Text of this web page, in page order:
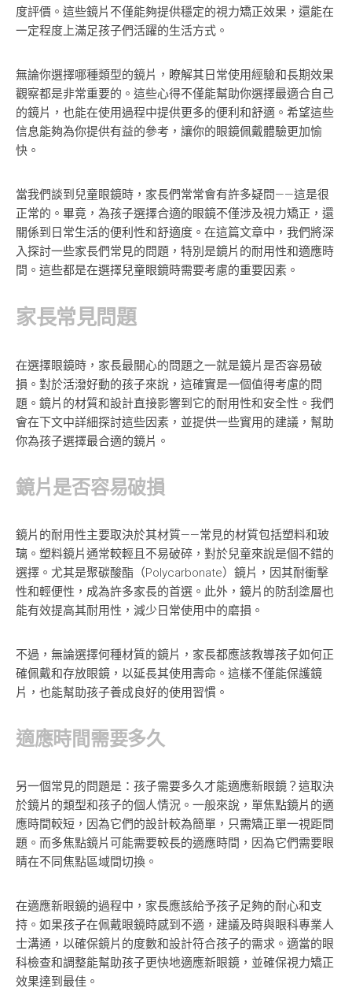
度評價。這些鏡片不僅能夠提供穩定的視力矯正效果，還能在
一定程度上滿足孩子們活躍的生活方式。
無論你選擇哪種類型的鏡片，瞭解其日常使用經驗和長期效果
觀察都是非常重要的。這些心得不僅能幫助你選擇最適合自己
的鏡片，也能在使用過程中提供更多的便利和舒適。希望這些
信息能夠為你提供有益的參考，讓你的眼鏡佩戴體驗更加愉
快。
當我們談到兒童眼鏡時，家長們常常會有許多疑問——這是很
正常的。畢竟，為孩子選擇合適的眼鏡不僅涉及視力矯正，還
關係到日常生活的便利性和舒適度。在這篇文章中，我們將深
入探討一些家長們常見的問題，特別是鏡片的耐用性和適應時
間。這些都是在選擇兒童眼鏡時需要考慮的重要因素。
家長常見問題
在選擇眼鏡時，家長最關心的問題之一就是鏡片是否容易破
損。對於活潑好動的孩子來說，這確實是一個值得考慮的問
題。鏡片的材質和設計直接影響到它的耐用性和安全性。我們
會在下文中詳細探討這些因素，並提供一些實用的建議，幫助
你為孩子選擇最合適的鏡片。
鏡片是否容易破損
鏡片的耐用性主要取決於其材質——常見的材質包括塑料和玻
璃。塑料鏡片通常較輕且不易破碎，對於兒童來說是個不錯的
選擇。尤其是聚碳酸酯（Polycarbonate）鏡片，因其耐衝擊
性和輕便性，成為許多家長的首選。此外，鏡片的防刮塗層也
能有效提高其耐用性，減少日常使用中的磨損。
不過，無論選擇何種材質的鏡片，家長都應該教導孩子如何正
確佩戴和存放眼鏡，以延長其使用壽命。這樣不僅能保護鏡
片，也能幫助孩子養成良好的使用習慣。
適應時間需要多久
另一個常見的問題是：孩子需要多久才能適應新眼鏡？這取決
於鏡片的類型和孩子的個人情況。一般來說，單焦點鏡片的適
應時間較短，因為它們的設計較為簡單，只需矯正單一視距問
題。而多焦點鏡片可能需要較長的適應時間，因為它們需要眼
睛在不同焦點區域間切換。
在適應新眼鏡的過程中，家長應該給予孩子足夠的耐心和支
持。如果孩子在佩戴眼鏡時感到不適，建議及時與眼科專業人
士溝通，以確保鏡片的度數和設計符合孩子的需求。適當的眼
科檢查和調整能幫助孩子更快地適應新眼鏡，並確保視力矯正
效果達到最佳。